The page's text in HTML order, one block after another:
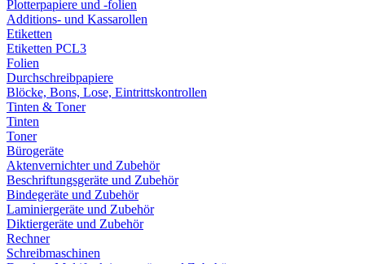
Plotterpapiere und -folien
Additions- und Kassarollen
Etiketten
Etiketten PCL3
Folien
Durchschreibpapiere
Blöcke, Bons, Lose, Eintrittskontrollen
Tinten & Toner
Tinten
Toner
Bürogeräte
Aktenvernichter und Zubehör
Beschriftungsgeräte und Zubehör
Bindegeräte und Zubehör
Laminiergeräte und Zubehör
Diktiergeräte und Zubehör
Rechner
Schreibmaschinen